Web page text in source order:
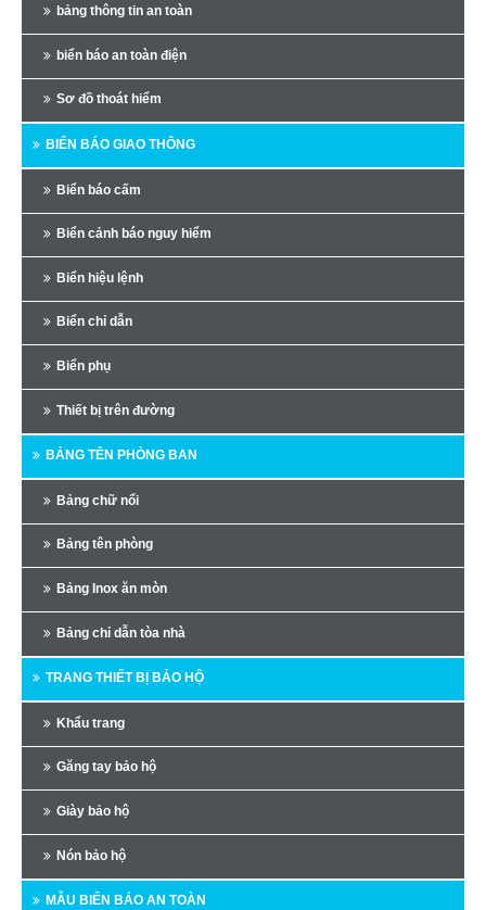
bảng thông tin an toàn
biển báo an toàn điện
Sơ đồ thoát hiểm
BIỂN BÁO GIAO THÔNG
Biển báo cấm
Biển cảnh báo nguy hiểm
Biển hiệu lệnh
Biển chỉ dẫn
Biển phụ
Thiết bị trên đường
BẢNG TÊN PHÒNG BAN
Bảng chữ nổi
Bảng tên phòng
Bảng Inox ăn mòn
Bảng chỉ dẫn tòa nhà
TRANG THIẾT BỊ BẢO HỘ
Khẩu trang
Găng tay bảo hộ
Giày bảo hộ
Nón bảo hộ
MẪU BIỂN BÁO AN TOÀN